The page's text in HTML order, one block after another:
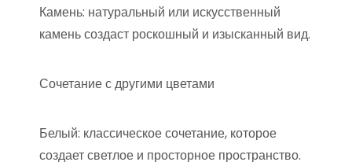
Камень: натуральный или искусственный
камень создаст роскошный и изысканный вид.
Сочетание с другими цветами
Белый: классическое сочетание, которое
создает светлое и просторное пространство.